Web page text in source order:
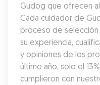
Gudog que ofrecen
Cada cuidador de
proceso de selección
su experiencia,
y opiniones de los
último año, solo el
cumplieron con